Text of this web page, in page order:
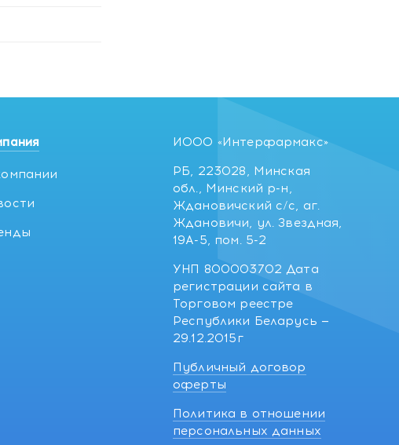
ИООО «Интерфармакс»
РБ, 223028, Минская
обл., Минский р-н,
Ждановичский с/с, аг.
Ждановичи, ул. Звездная,
19А-5, пом. 5-2
УНП 800003702 Дата
регистрации сайта в
Торговом реестре
Республики Беларусь —
29.12.2015г
Публичный договор
оферты
Политика в отношении
персональных данных